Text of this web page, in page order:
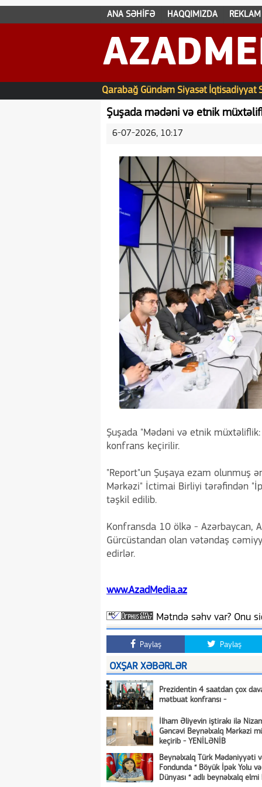
ANA SƏHİFƏ HAQQIMIZDA REKLAM
Qarabağ Gündəm Siyasət İqtisadiyyat
Şuşada mədəni və etnik
6-07-2026, 10:17
Şuşada "Mədəni və etnik
konfrans keçirilir.
"Report"un Şuşaya ezam olunmuş
Mərkəzi" İctimai Birliyi tərəfindən
təşkil edilib.
Konfransda 10 ölkə - Azərbaycan,
Gürcüstandan olan vətəndaş
edirlər.
www.AzadMedia.az
Mətndə səhv var? Onu
Paylaş Paylaş
OXŞAR XƏBƏRLƏR
Prezidentin 4 saatdan çox
mətbuat konfransı -
İlham Əliyevin iştirakı ilə
Gəncəvi Beynəlxalq Mərkəzi
keçirib - YENİLƏNİB
Beynəlxalq Türk Mədəniyyəti
Fondunda “ Böyük İpək Yolu
Dünyası “ adlı beynəlxalq